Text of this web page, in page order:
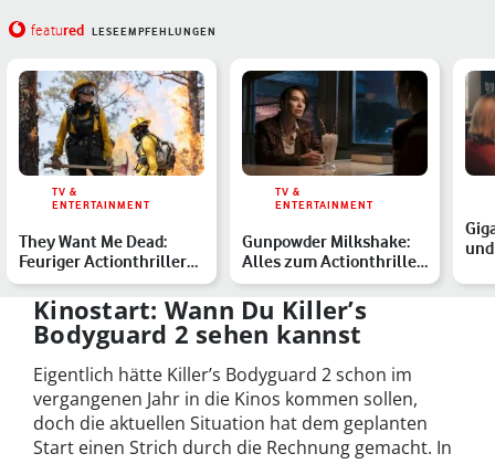
featured LESEEMPFEHLUNGEN
TV &
ENTERTAINMENT
They Want Me Dead:
Feuriger Actionthriller
mit Angelina Jolie
TV &
ENTERTAINMENT
Gunpowder Milkshake:
Alles zum Actionthriller
mit Marvel-Star Kar…
Kinostart: Wann Du Killer’s
Bodyguard 2 sehen kannst
Eigentlich hätte Killer’s Bodyguard 2 schon im
vergangenen Jahr in die Kinos kommen sollen,
doch die aktuellen Situation hat dem geplanten
Start einen Strich durch die Rechnung gemacht. In